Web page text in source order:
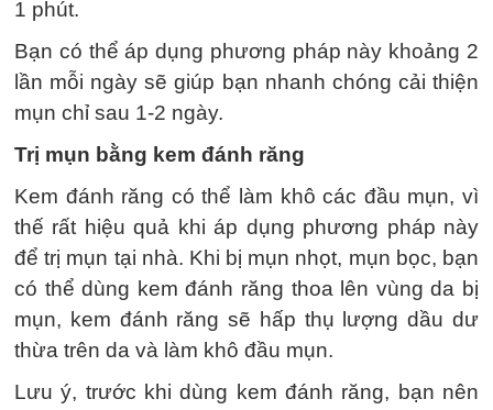
1 phút.
Bạn có thể áp dụng phương pháp này khoảng 2
lần mỗi ngày sẽ giúp bạn nhanh chóng cải thiện
mụn chỉ sau 1-2 ngày.
Trị mụn bằng kem đánh răng
Kem đánh răng có thể làm khô các đầu mụn, vì
thế rất hiệu quả khi áp dụng phương pháp này
để trị mụn tại nhà. Khi bị mụn nhọt, mụn bọc, bạn
có thể dùng kem đánh răng thoa lên vùng da bị
mụn, kem đánh răng sẽ hấp thụ lượng dầu dư
thừa trên da và làm khô đầu mụn.
Lưu ý, trước khi dùng kem đánh răng, bạn nên